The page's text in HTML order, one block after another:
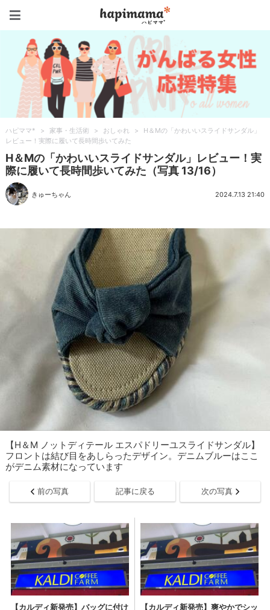
ハピママ* > 家事・生活術 > おしゃれ >
H＆Mの「かわいいスライドサンダル」
レビュー！実際に履いて長時間歩いてみた
H＆Mの「かわいいスライドサンダル」レビュー！実
際に履いて長時間歩いてみた（写真 13/16）
きゅーちゃん 2024.7.13 21:40
【H＆M ノットディテール エスパドリーユスライドサンダル】
フロントは結び目をあしらったデザイン。デニムブルーはここ
がデニム素材になっています
前の写真 記事に戻る 次の写真